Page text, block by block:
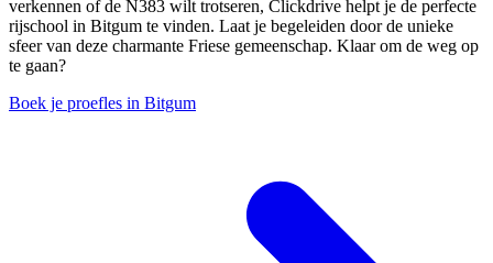
verkennen of de N383 wilt trotseren, Clickdrive helpt je de perfecte
rijschool in Bitgum te vinden. Laat je begeleiden door de unieke
sfeer van deze charmante Friese gemeenschap. Klaar om de weg op
te gaan?
Boek je proefles in Bitgum